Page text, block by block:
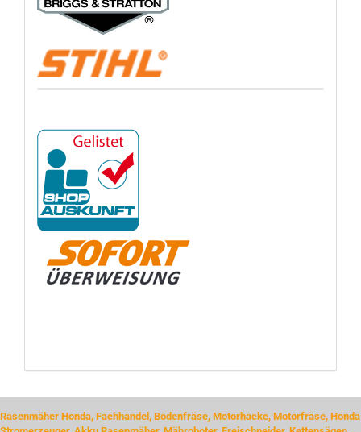
Rasenmäher Honda, Fachhandel, Bodenfräse, Motorhacke, Motorfräse, Honda